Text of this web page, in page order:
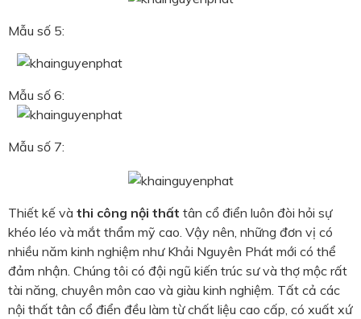
Mẫu số 5:
Mẫu số 6:
Mẫu số 7:
Thiết kế và thi công nội thất tân cổ điển luôn đòi hỏi sự
khéo léo và mắt thẩm mỹ cao. Vậy nên, những đơn vị có
nhiều năm kinh nghiệm như Khải Nguyên Phát mới có thể
đảm nhận. Chúng tôi có đội ngũ kiến trúc sư và thợ mộc rất
tài năng, chuyên môn cao và giàu kinh nghiệm. Tất cả các
nội thất tân cổ điển đều làm từ chất liệu cao cấp, có xuất xứ